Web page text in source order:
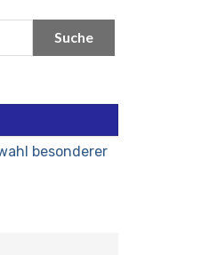
besonderer